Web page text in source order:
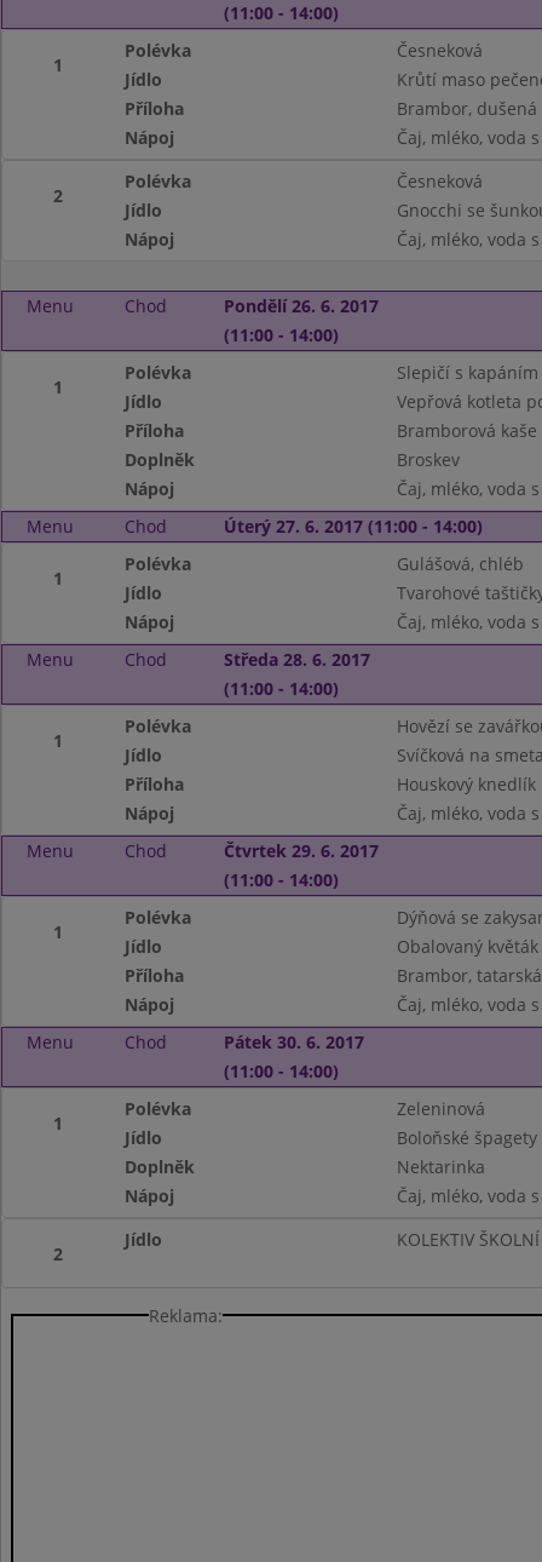
(11:00 - 14:00)
1
Polévka
Česneková
Jídlo
Krůtí maso
Příloha
Brambor, dušená
Nápoj
Čaj, mléko, voda
2
Polévka
Česneková
Jídlo
Gnocchi se
Nápoj
Čaj, mléko, voda
Menu Chod
Pondělí 26. 6. 2017
(11:00 - 14:00)
1
Polévka
Slepičí s kapáním
Jídlo
Vepřová kotleta
Příloha
Bramborová kaše
Doplněk
Broskev
Nápoj
Čaj, mléko, voda
Menu
Chod Úterý 27. 6. 2017 (11:00 - 14:00)
1
Polévka
Gulášová, chléb
Jídlo
Tvarohové
Nápoj
Čaj, mléko, voda
Menu
Chod
Středa 28. 6. 2017
(11:00 - 14:00)
1
Polévka
Hovězí se
Jídlo
Svíčková na
Příloha
Houskový knedlík
Nápoj
Čaj, mléko, voda
Menu
Chod
Čtvrtek 29. 6. 2017
(11:00 - 14:00)
1
Polévka
Dýňová se
Jídlo
Obalovaný květák
Příloha
Brambor,
Nápoj
Čaj, mléko, voda
Menu
Chod
Pátek 30. 6. 2017
(11:00 - 14:00)
1
Polévka
Zeleninová
Jídlo
Boloňské
Doplněk
Nektarinka
Nápoj
Čaj, mléko, voda
2
Jídlo KOLEKTIV
Reklama: